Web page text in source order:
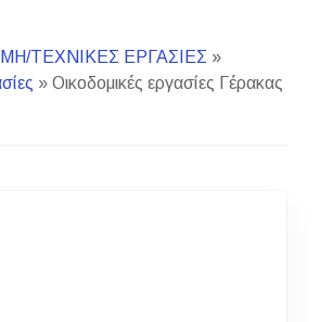
ΤΕΧΝΙΚΕΣ ΕΡΓΑΣΙΕΣ »
» Οικοδομικές εργασίες Γέρακας